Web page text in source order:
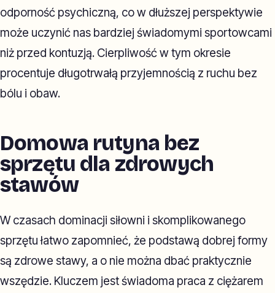
odporność psychiczną, co w dłuższej perspektywie
może uczynić nas bardziej świadomymi sportowcami
niż przed kontuzją. Cierpliwość w tym okresie
procentuje długotrwałą przyjemnością z ruchu bez
bólu i obaw.
Domowa rutyna bez
sprzętu dla zdrowych
stawów
W czasach dominacji siłowni i skomplikowanego
sprzętu łatwo zapomnieć, że podstawą dobrej formy
są zdrowe stawy, a o nie można dbać praktycznie
wszędzie. Kluczem jest świadoma praca z ciężarem